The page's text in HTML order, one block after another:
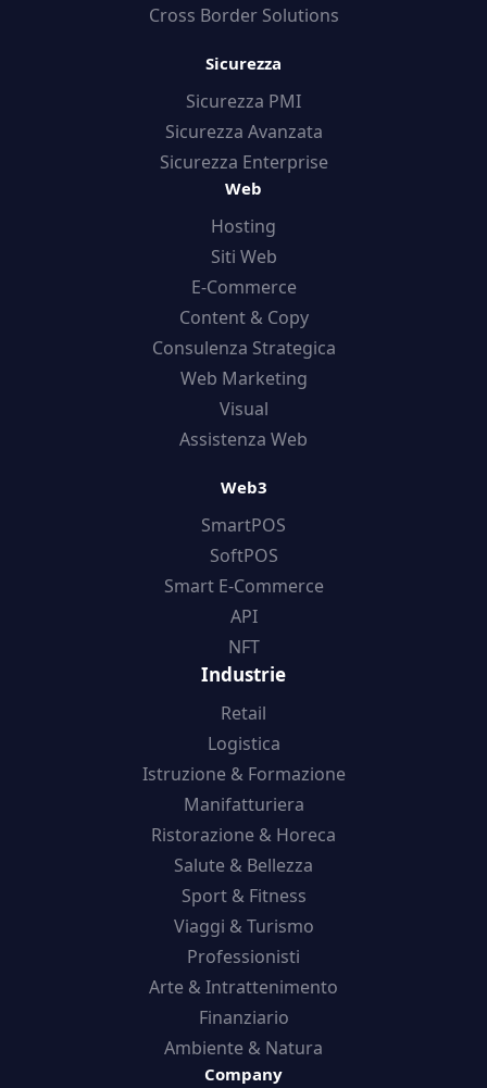
Cross Border Solutions
Sicurezza
Sicurezza PMI
Sicurezza Avanzata
Sicurezza Enterprise
Web
Hosting
Siti Web
E-Commerce
Content & Copy
Consulenza Strategica
Web Marketing
Visual
Assistenza Web
Web3
SmartPOS
SoftPOS
Smart E-Commerce
API
NFT
Industrie
Retail
Logistica
Istruzione & Formazione
Manifatturiera
Ristorazione & Horeca
Salute & Bellezza
Sport & Fitness
Viaggi & Turismo
Professionisti
Arte & Intrattenimento
Finanziario
Ambiente & Natura
Company